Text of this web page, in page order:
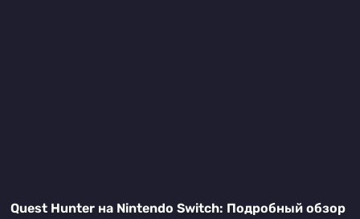
Quest Hunter на Nintendo Switch: Подробный обзор